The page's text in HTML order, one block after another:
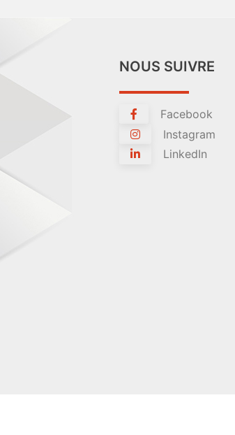
NOUS SUIVRE
Facebook
Instagram
LinkedIn